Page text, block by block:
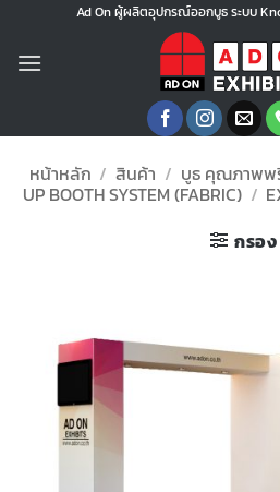
ยัง
Ad On ผู้ผลิตอุปกรณ์ออกบูธ ระบบ
หน้าหลัก / สินค้า / บูธ คุณภาพพ
UP BOOTH SYSTEM (FABRIC) /
กรอง